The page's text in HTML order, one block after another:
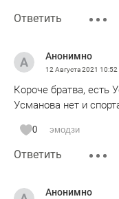
Ответить
Анонимно
12 Августа 2021 10:52
Короче братва, есть
Усманова нет и
0 эмодзи
Ответить
Анонимно